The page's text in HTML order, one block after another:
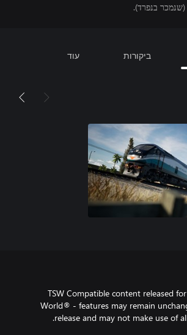
בנפרד).
ביקורות עוד
TSW Compatible content released
World® - features may remain